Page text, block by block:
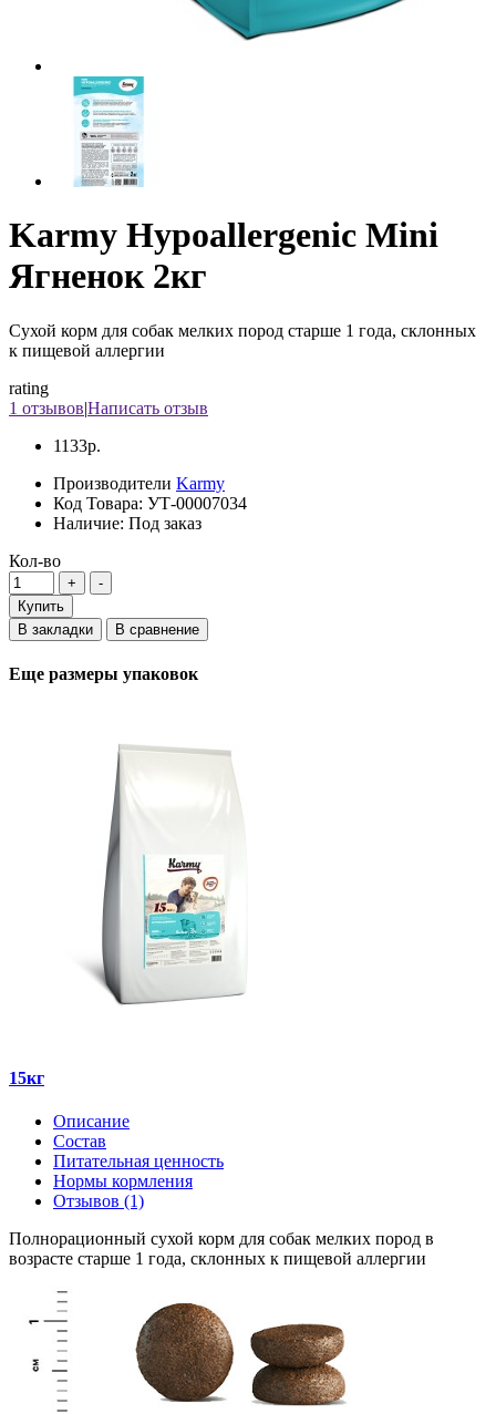
Karmy Hypoallergenic Mini
Ягненок 2кг
Сухой корм для собак мелких пород старше 1 года, склонных
к пищевой аллергии
rating
1 отзывов|Написать отзыв
1133р.
Производители Karmy
Код Товара: УТ-00007034
Наличие: Под заказ
Кол-во
Купить
В закладки
В сравнение
Еще размеры упаковок
15кг
Описание
Состав
Питательная ценность
Нормы кормления
Отзывов (1)
Полнорационный сухой корм для собак мелких пород в
возрасте старше 1 года, склонных к пищевой аллергии